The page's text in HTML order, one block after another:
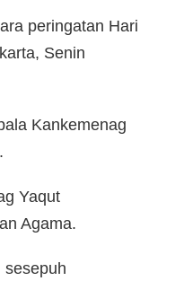
peringatan Hari
Senin
Kankemenag
Yaqut
Agama.
sesepuh